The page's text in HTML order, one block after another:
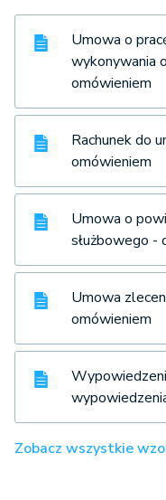
Umowa o
wykonywania
omówieniem
Rachunek do
omówieniem
Umowa o
służbowego -
Umowa
omówieniem
Zobacz wszystkie